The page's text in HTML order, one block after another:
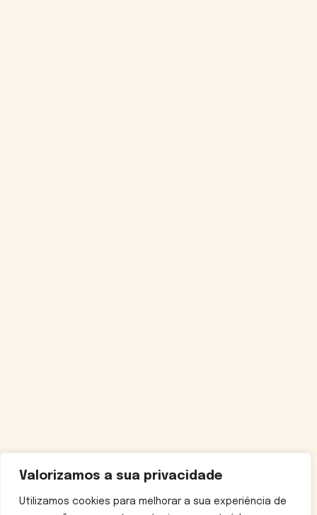
Valorizamos a sua privacidade
Utilizamos cookies para melhorar a sua experiência de